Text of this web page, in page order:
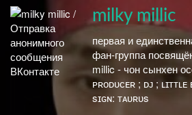
milky millic
первая и
фан-группа
millic - чон сынхенㅤㅤㅤ
ᴘʀᴏᴅᴜᴄᴇʀ ; ᴅᴊ ; ʟɪᴛᴛʟᴇ
sɪɢɴ: ᴛᴀᴜʀᴜs